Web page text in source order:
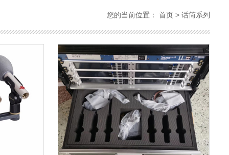
您的当前位置： 首页 > 话筒系列